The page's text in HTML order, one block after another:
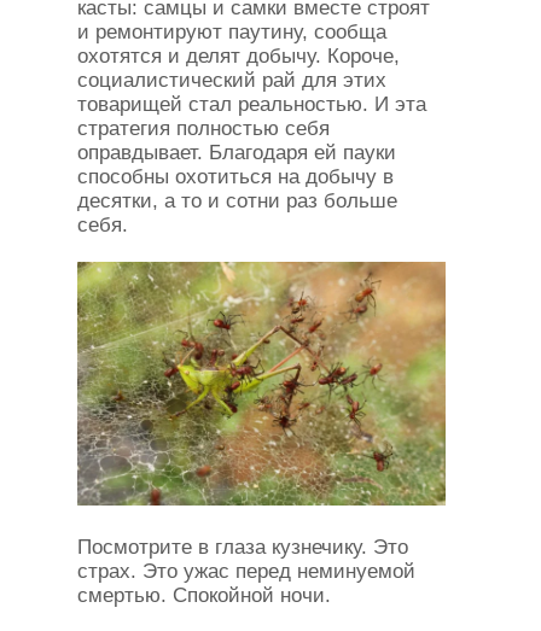
касты: самцы и самки вместе строят
и ремонтируют паутину, сообща
охотятся и делят добычу. Короче,
социалистический рай для этих
товарищей стал реальностью. И эта
стратегия полностью себя
оправдывает. Благодаря ей пауки
способны охотиться на добычу в
десятки, а то и сотни раз больше
себя.
Посмотрите в глаза кузнечику. Это
страх. Это ужас перед неминуемой
смертью. Спокойной ночи.